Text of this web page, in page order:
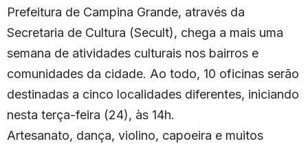
Prefeitura de Campina Grande, através da
Secretaria de Cultura (Secult), chega a mais uma
semana de atividades culturais nos bairros e
comunidades da cidade. Ao todo, 10 oficinas serão
destinadas a cinco localidades diferentes, iniciando
nesta terça-feira (24), às 14h.
Artesanato, dança, violino, capoeira e muitos